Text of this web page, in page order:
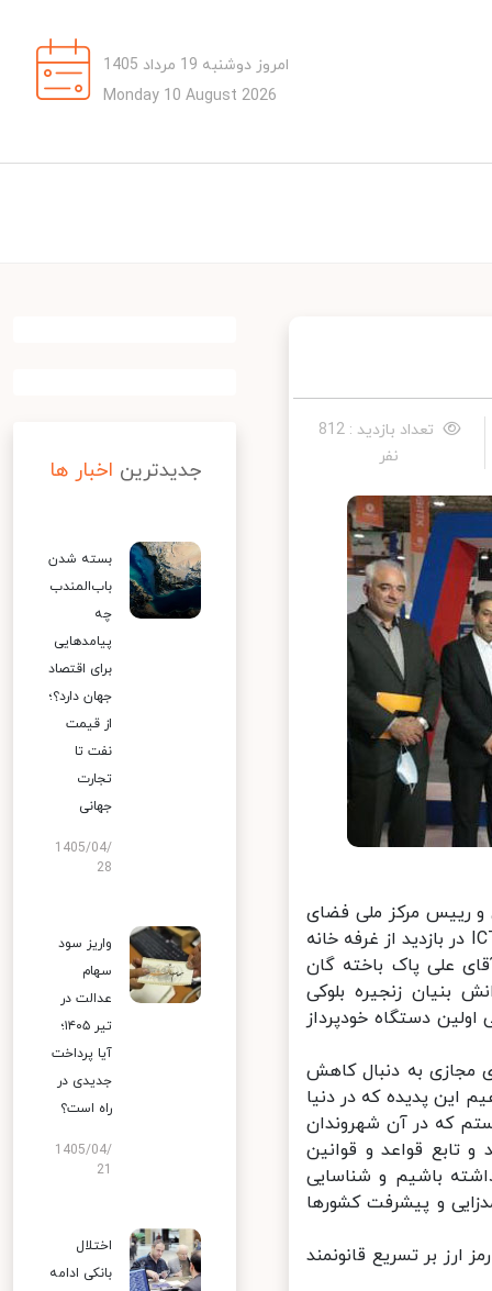
امروز دوشنبه 19 مرداد 1405
Monday 10 August 2026
تعداد بازدید : 812
نفر
رییس مرکز ملی فضای
مجازی ایران به همراه‌ محمد امین آقامیری، معاون فناوری و نوآوری وزارتICT در بازدید از غرفه خانه
علی پاک باخته گان
بنيان زنجيره بلوكى
دستگاه خودپرداز
به دنبال کاهش
پدیده که در دنیا
که در آن شهروندان
قواعد و قوانین
باشیم و شناسایی
و پیشرفت کشورها
بر تسریع قانونمند
جدیدترین اخبار ها
بسته شدن
باب‌المندب
چه
پیامدهایی
برای اقتصاد
جهان دارد؟؛
از قیمت
نفت تا
تجارت
جهانی
1405/04/
28
واریز سود
سهام
عدالت در
تیر ۱۴۰۵؛
آیا پرداخت
جدیدی در
راه است؟
1405/04/
اختلال
بانکی ادامه